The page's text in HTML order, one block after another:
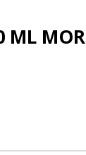
ML MOR